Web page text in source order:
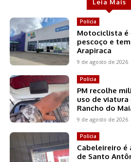
Leia Mais
Polícia
Motociclista é
pescoço e
Arapiraca
9 de agosto de 2026
Polícia
PM recolhe
uso de
Rancho do
9 de agosto de 2026
Polícia
Cabeleireiro é
de Santo